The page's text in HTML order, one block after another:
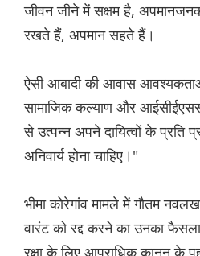
जीवन जीने में सक्षम है, अपमानजनक
रखते हैं, अपमान सहते हैं।
ऐसी आबादी की आवास
सामाजिक कल्याण और
से उत्पन्न अपने दायित्वों के प्रति
अनिवार्य होना चाहिए।"
भीमा कोरेगांव मामले में गौतम
वारंट को रद्द करने का उनका